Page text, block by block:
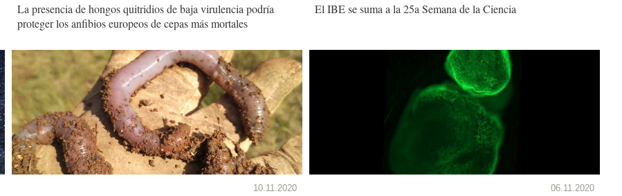
La presencia de hongos quitridios de baja virulencia podría
proteger los anfibios europeos de cepas más mortales
El IBE se suma a la 25a Semana de la Ciencia
10.11.2020 06.11.2020